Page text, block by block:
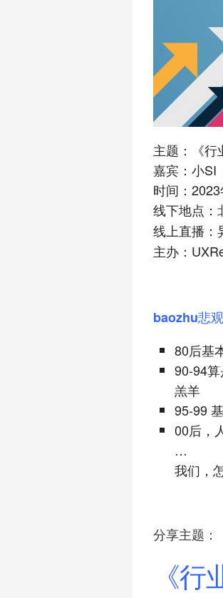
主题：《行
嘉宾：小SI
时间：
线下地点：
线上直播：
主办：
baozhu悲
80后基
90-94
羔羊
95-99
00后，
…
我们，
分享主题：
《